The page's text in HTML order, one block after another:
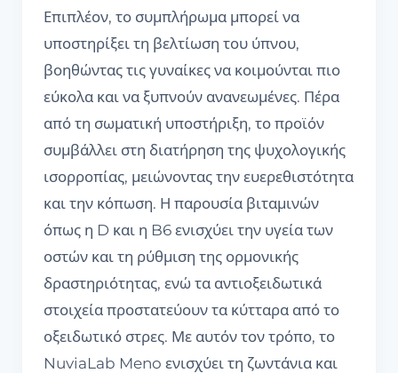
Επιπλέον, το συμπλήρωμα μπορεί να
υποστηρίξει τη βελτίωση του ύπνου,
βοηθώντας τις γυναίκες να κοιμούνται πιο
εύκολα και να ξυπνούν ανανεωμένες. Πέρα
από τη σωματική υποστήριξη, το προϊόν
συμβάλλει στη διατήρηση της ψυχολογικής
ισορροπίας, μειώνοντας την ευερεθιστότητα
και την κόπωση. Η παρουσία βιταμινών
όπως η D και η B6 ενισχύει την υγεία των
οστών και τη ρύθμιση της ορμονικής
δραστηριότητας, ενώ τα αντιοξειδωτικά
στοιχεία προστατεύουν τα κύτταρα από το
οξειδωτικό στρες. Με αυτόν τον τρόπο, το
NuviaLab Meno ενισχύει τη ζωντάνια και